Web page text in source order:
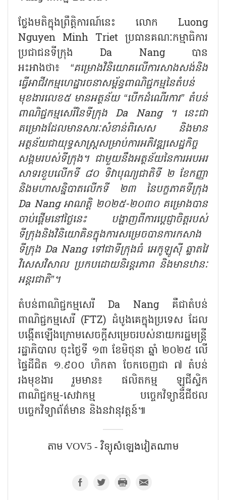
ថ្លែងមតិក្នុងព្រឹត្តិការណ៍នេះ លោក Luong
Nguyen Minh Triet ប្រធានគណៈកម្មាធិការ
ប្រជាជនទីក្រុង Da Nang បាន
អះអាងថា៖ “គម្រោងវិនិយោគលើការសាងសង់និង
ធ្វើអាជីវកម្មហេដ្ឋារចនាសម្ព័ន្ធពាណិជ្ជកម្មនៃតំបន់
មុខងារលេខ៥ មានអត្ថន័យ “បើកដំណើរការ” តំបន់
ពាណិជ្ជកម្មសេរីនៃទីក្រុង Da Nang ។ នេះជា
គម្រោងដែលមានសារៈសំខាន់ពិសេស និងមាន
អត្ថន័យជាយុទ្ធសាស្ត្រសម្រាប់ការអភិវឌ្ឍសេដ្ឋកិច្ច
សង្គមរបស់ទីក្រុង។ ជាមួយនឹងអត្ថន័យនៃការអបអរ
សាទរខួបលើកទី ៨០ ទិវាបុណ្យជាតិទី ២ ខែកញ្ញា
និងមហាសន្និបាតលើកទី ២៣ នៃបក្ខភាគទីក្រុង
Da Nang អាណត្តិ ២០២៥-២០៣០ គម្រោងបាន
ចាប់ផ្តើមនៅថ្ងៃនេះ បង្ហាញពីការប្តេជ្ញាចិត្តរបស់
ទីក្រុងនិងវិនិយោគិនក្នុងការសម្រេចបានការកសាង
ទីក្រុង Da Nang ទៅជាទីក្រុងធំ អេកូឡូស៊ី ឆ្លាតវៃ
វិសេសវិសាល ប្រកបដោយនិរន្តរភាព និងមានឋានៈ
អន្តរជាតិ”។
តំបន់ពាណិជ្ជកម្មសេរី Da Nang គឺជាតំបន់
ពាណិជ្ជកម្មសេរី (FTZ) ដំបូងគេក្នុងប្រទេស ដែល
បង្កើតឡើងក្រោមសេចក្តីសម្រេចរបស់នាយករដ្ឋមន្ត្រី
រដ្ឋាភិបាល ចុះថ្ងៃទី ១៣ ខែមិថុនា ឆ្នាំ ២០២៥ លើ
ផ្ទៃដីជិត ១.៩០០ ហិកតា ចែកចេញជា ៧ តំបន់
រងមុខងារ រួមមាន៖ ផលិតកម្ម ឡូជីស្ទិក
ពាណិជ្ជកម្ម-សេវាកម្ម បច្ចេកវិទ្យាឌីជីថល
បច្ចេកវិទ្យាព័ត៌មាន និងនវានុវត្តន៍៕
តាម VOV5 - វិទ្យុសំឡេងវៀតណាម